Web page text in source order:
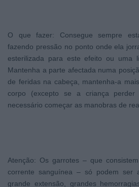
O que fazer: Consegue sempre
fazendo pressão no ponto onde ela
esterilizada para este efeito ou uma
Mantenha a parte afectada numa
de feridas na cabeça, mantenha-a
corpo (excepto se a criança
necessário começar as manobras de
Atenção: Os garrotes – que
corrente sanguínea – só podem ser
grande extensão, grandes